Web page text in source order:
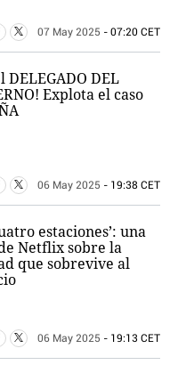
07 May 2025 - 07:20 CET
DELEGADO DEL
Explota el caso
06 May 2025 - 19:38 CET
estaciones’: una
Netflix sobre la
que sobrevive al
06 May 2025 - 19:13 CET